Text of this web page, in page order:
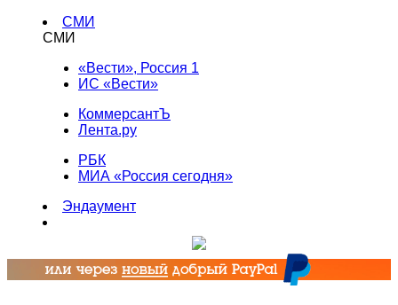
СМИ
СМИ
«Вести», Россия 1
ИС «Вести»
КоммерсантЪ
Лента.ру
РБК
МИА «Россия сегодня»
Эндаумент